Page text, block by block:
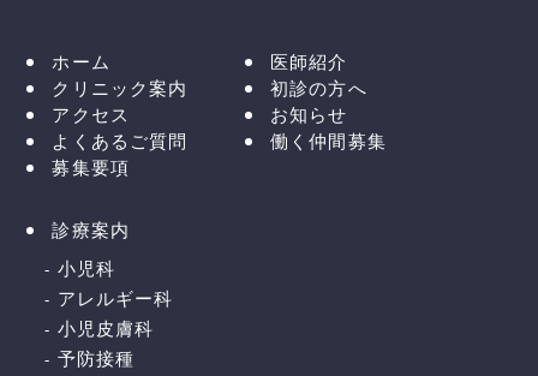
ホーム
医師紹介
クリニック案内
初診の方へ
アクセス
お知らせ
よくあるご質問
働く仲間募集
募集要項
診療案内
小児科
アレルギー科
小児皮膚科
予防接種